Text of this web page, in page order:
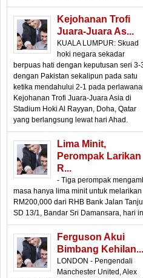
Kejohanan Trofi
Juara-Juara As...
KUALA LUMPUR: Skuad
hoki negara sekadar
berpuas hati dengan keputusan seri 3-
dengan Pakistan sekalipun pada satu
ketika mendahului 2-1 pada
Kejohanan Trofi Juara-Juara Asia di
Stadium Hoki Al Rayyan, Doha, Qatar
yang berlangsung lewat hari Ahad.
Lima Minit,
Perompak Larikan
R...
- Tiga perompak
masa hanya lima minit untuk melarikan
RM200,000 dari RHB Bank Jalan
SD 13/1, Bandar Sri Damansara, hari
Ferguson Akui
Bimbang Kehilan...
LONDON - Pengendali
Manchester United, Alex